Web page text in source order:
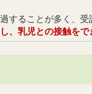
ることが多く、受
、乳児との接触をで